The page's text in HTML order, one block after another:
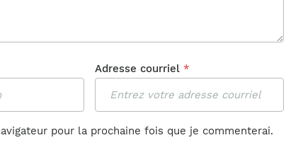
Adresse courriel *
pour la prochaine fois que je commenterai.